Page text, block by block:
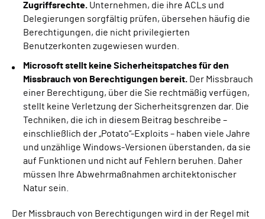
Zugriffsrechte. Unternehmen, die ihre ACLs und
Delegierungen sorgfältig prüfen, übersehen häufig die
Berechtigungen, die nicht privilegierten
Benutzerkonten zugewiesen wurden.
Microsoft stellt keine Sicherheitspatches für den
Missbrauch von Berechtigungen bereit. Der Missbrauch
einer Berechtigung, über die Sie rechtmäßig verfügen,
stellt keine Verletzung der Sicherheitsgrenzen dar. Die
Techniken, die ich in diesem Beitrag beschreibe –
einschließlich der „Potato“-Exploits – haben viele Jahre
und unzählige Windows-Versionen überstanden, da sie
auf Funktionen und nicht auf Fehlern beruhen. Daher
müssen Ihre Abwehrmaßnahmen architektonischer
Natur sein.
Der Missbrauch von Berechtigungen wird in der Regel mit